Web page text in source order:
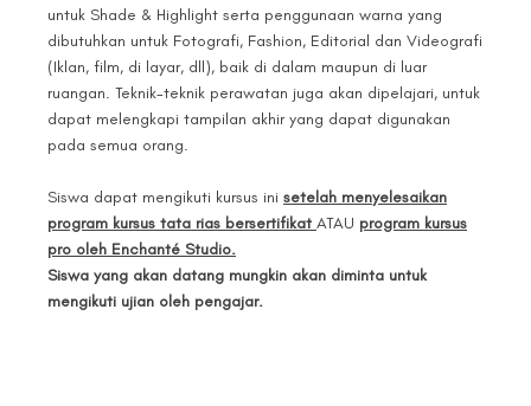
untuk Shade & Highlight serta penggunaan warna yang
dibutuhkan untuk Fotografi, Fashion, Editorial dan Videografi
(Iklan, film, di layar, dll), baik di dalam maupun di luar
ruangan. Teknik-teknik perawatan juga akan dipelajari, untuk
dapat melengkapi tampilan akhir yang dapat digunakan
pada semua orang.
Siswa dapat mengikuti kursus ini setelah menyelesaikan
program kursus tata rias bersertifikat ATAU program kursus
pro oleh Enchanté Studio.
Siswa yang akan datang mungkin akan diminta untuk
mengikuti ujian oleh pengajar.